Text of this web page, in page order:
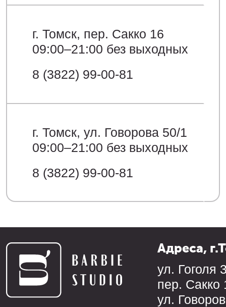
г. Томск, пер. Сакко 16
09:00–21:00 без выходных
8 (3822) 99-00-81
г. Томск, ул. Говорова 50/1
09:00–21:00 без выходных
8 (3822) 99-00-81
Адреса,
ул. Гоголя
пер. Сакко
ул.